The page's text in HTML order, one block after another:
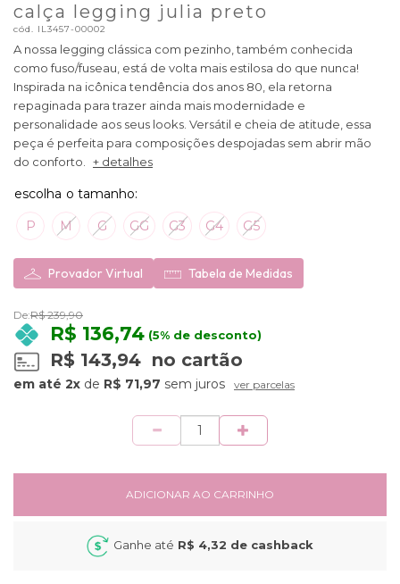
calça legging julia preto
cód. IL3457-00002
A nossa legging clássica com pezinho, também conhecida
como fuso/fuseau, está de volta mais estilosa do que nunca!
Inspirada na icônica tendência dos anos 80, ela retorna
repaginada para trazer ainda mais modernidade e
personalidade aos seus looks. Versátil e cheia de atitude, essa
peça é perfeita para composições despojadas sem abrir mão
do conforto.
+ detalhes
P M G GG G3 G4 G5
Provador Virtual Tabela de Medidas
De:R$ 239,90
R$ 136,74 (5% de desconto)
R$ 143,94 no cartão
2x de R$ 71,97 sem juros ver parcelas
ADICIONAR AO CARRINHO
Ganhe até R$ 4,32 de cashback